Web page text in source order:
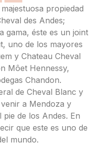
propiedad
des Andes;
gama, éste es un joint
uno de los mayores
y Chateau Cheval
Môet Hennessy,
Chandon.
de Cheval Blanc y
a Mendoza y
de los Andes. En
que este es uno de
mundo.